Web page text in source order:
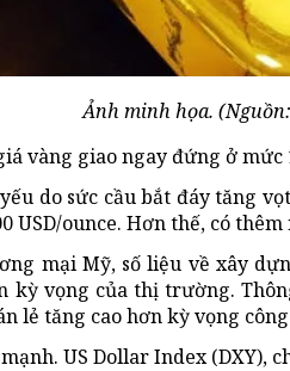
Ảnh minh họa.
vàng giao ngay đứng ở mức
do sức cầu bắt đáy tăng
USD/ounce. Hơn thế, có
mại Mỹ, số liệu về xây
kỳ vọng của thị trường.
lẻ tăng cao hơn kỳ vọng
US Dollar Index (DXY),